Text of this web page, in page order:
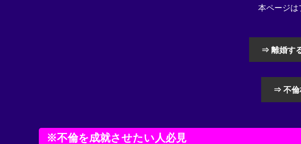
本ページは
⇒ 離婚す
⇒ 不倫
※不倫を成就させたい人必見